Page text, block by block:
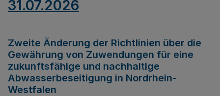
31.07.2026
Zweite Änderung der Richtlinien über die
Gewährung von Zuwendungen für eine
zukunftsfähige und nachhaltige
Abwasserbeseitigung in Nordrhein-
Westfalen